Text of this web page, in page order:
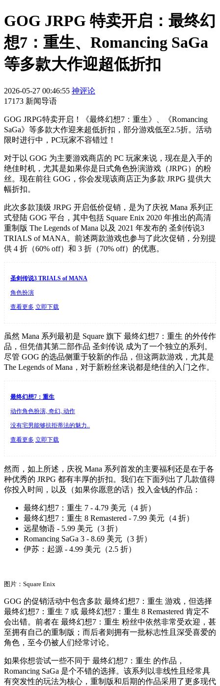
GOG JRPG 特卖开启：最终幻
想7：重生、Romancing SaGa
等多款大作迎超低折扣
2026-05-27 00:46:55 神评论
17173 新闻导语
GOG JRPG特卖开启！《最终幻想7：重生》、《Romancing
SaGa》等多款大作迎来超低折扣，部分游戏低至2.5折。活动
限时进行中，PC玩家不容错过！
对于以 GOG 为主要游戏商店的 PC 玩家来说，现在是入手的
绝佳时机，尤其是如果你是日式角色扮演游戏（JRPG）的粉
丝。现在前往 GOG，你会发现该商店正为多款 JRPG 提供大
幅折扣。
此次多款顶级 JRPG 开启低价促销，是为了庆祝 Mana 系列正
式登陆 GOG 平台，其中包括 Square Enix 2020 年推出的高清
重制版 The Legends of Mana 以及 2021 年发布的 圣剑传说3
TRIALS of MANA。前述两款游戏也参与了此次促销，分别提
供 4 折（60% off）和 3 折（70% off）的优惠。
圣剑传说3 TRIALS of MANA
角色扮演
查看更多 立即下载
虽然 Mana 系列最初是 Square 旗下 最终幻想7：重生 的外传作
品，但凭借其第二部作品 圣剑传说 成为了一个独立的系列。
尽管 GOG 的选品侧重于较新的作品，但这两款游戏，尤其是
The Legends of Mana，对于新粉丝来说都是绝佳的入门之作。
最终幻想7：重生
动作角色扮演, 奇幻, 动作
没有宅男能够抗拒蒂法的魅力..
查看更多 立即下载
然而，如上所述，庆祝 Mana 系列首发的主要福利还是在于各
种优秀的 JRPG 都有丰厚的折扣。我们在下面列出了几款值得
你投入时间，以及（如果你愿意的话）投入金钱的作品：
最终幻想7：重生 7 - 4.79 美元（4 折）
最终幻想7：重生 8 Remastered - 7.99 美元（4 折）
远星物语 - 5.99 美元（3 折）
Romancing SaGa 3 - 8.69 美元（3 折）
伊苏：起源 - 4.99 美元（2.5 折）
图片：Square Enix
GOG 的促销活动中包含多款 最终幻想7：重生 游戏，但选择
最终幻想7：重生 7 或 最终幻想7：重生 8 Remastered 肯定不
会出错。前者在 最终幻想7：重生 粉丝中依然非常受欢迎，甚
至拥有自己的重制版；而后者则拥有一批标志性且深受喜爱的
角色，至今仍被人们经常讨论。
如果你想尝试一些不同于 最终幻想7：重生 的作品，
Romancing SaGa 是个不错的选择。该系列以非线性且经常具
有突发性的玩法为核心，重制版和后期的作品采用了更多现代